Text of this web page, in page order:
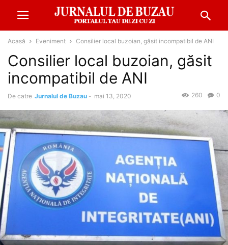
Acasă Eveniment Consilier local buzoian, găsit incompatibil de ANI
Consilier local buzoian, găsit
incompatibil de ANI
De catre Jurnalul de Buzau - mai 13, 2020 0
260